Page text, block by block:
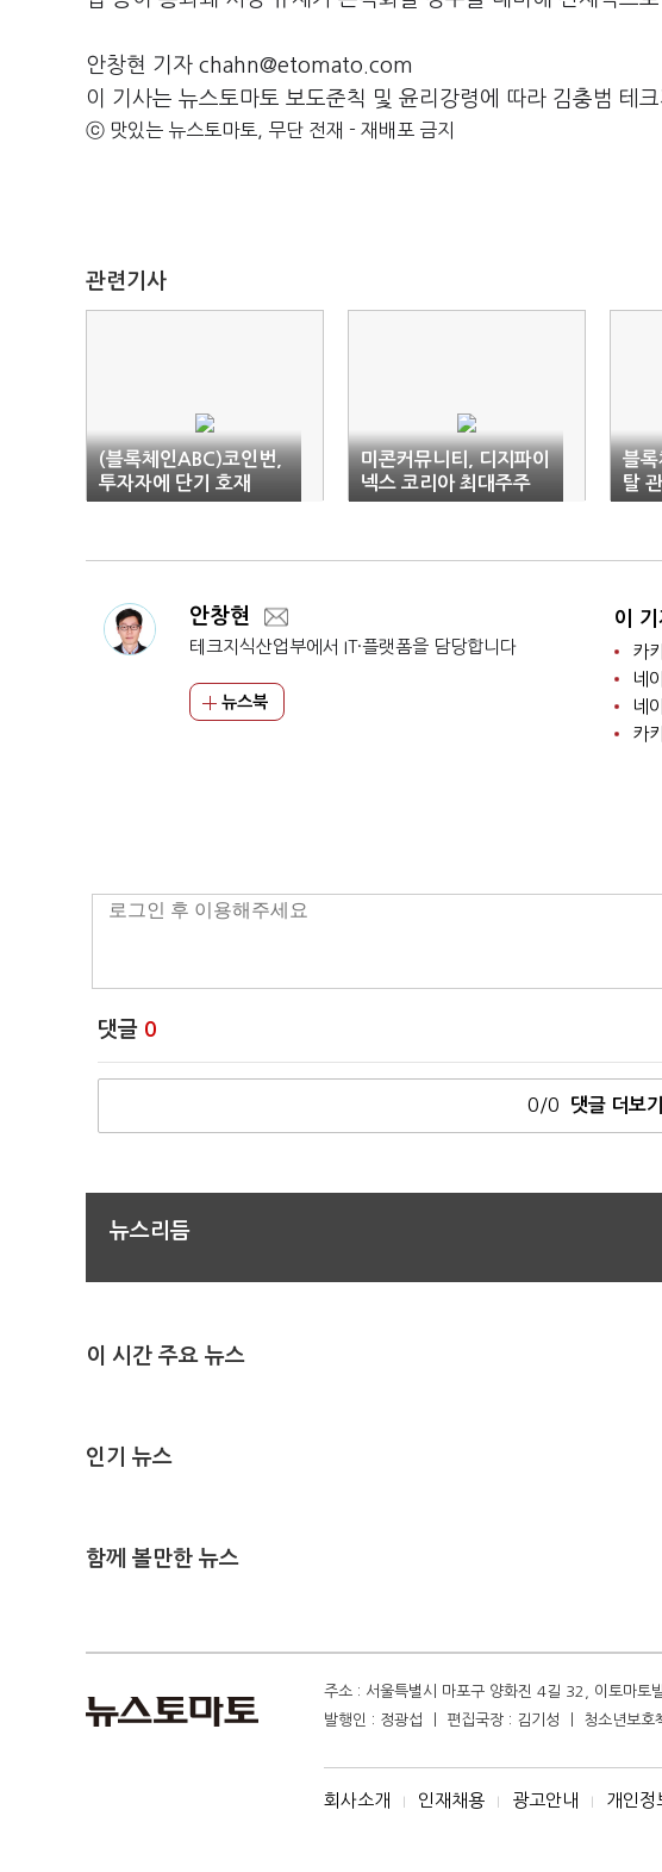
안창현 기자 chahn@etomato.com
이 기사는 뉴스토마토 보도준칙 및 윤리강령에 따라 김충범 테
ⓒ 맛있는 뉴스토마토, 무단 전재 - 재배포 금지
관련기사
(블록체인ABC)코인번,
투자자에 단기 호재
미콘커뮤니티, 디지파이
넥스 코리아 최대주주
지위 획득
블록
탈
의
안창현
테크지식산업부에서 IT·플랫폼을 담당합니다
뉴스북
이
네
네
카
댓글 0
0/0 댓글 더보기
뉴스리듬
이 시간 주요 뉴스
인기 뉴스
함께 볼만한 뉴스
주소 : 서울특별시 마포구 양화진 4길 32, 이토마
발행인 : 정광섭 ㅣ 편집국장 : 김기성 ㅣ 청소년
회사소개 I 인재채용 I 광고안내 I 개인정